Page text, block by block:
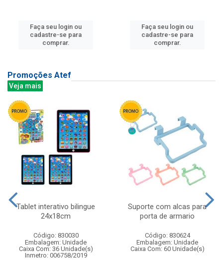
Faça seu login ou
cadastre-se para
comprar.
Faça seu login ou
cadastre-se para
comprar.
Promoções Atef
Veja mais
Tablet interativo bilingue
24x18cm
Código: 830030
Embalagem: Unidade
Caixa Com: 36 Unidade(s)
Inmetro: 006758/2019
Suporte com alcas para
porta de armario
Código: 830624
Embalagem: Unidade
Caixa Com: 60 Unidade(s)